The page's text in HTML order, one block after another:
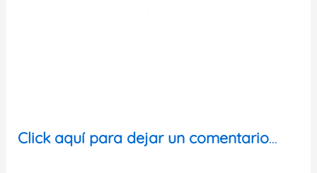
Click aquí para dejar un comentario…